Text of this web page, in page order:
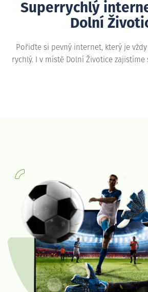
Superrychlý
Dolní
Pořiďte si pevný internet, který je
rychlý. I v místě Dolní Životice